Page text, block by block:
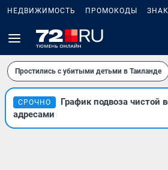
НЕДВИЖИМОСТЬ ПРОМОКОДЫ
Простились с убитыми детьми в Таиланде
СРОЧНО
График подвоза чистой
адресами